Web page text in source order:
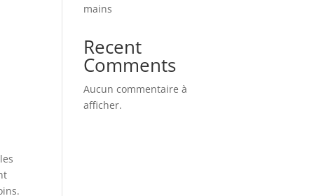
mains
Recent
Comments
Aucun commentaire à
afficher.